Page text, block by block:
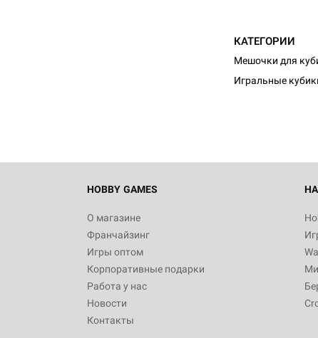
КАТЕГОРИИ
Мешочки для
Игральные
HOBBY GAMES
О магазине
Франчайзинг
Игры оптом
Корпоративные подарки
Работа у нас
Новости
Контакты
Настольная игра Hobby World Монстры
Белая смерть
12 990
Настольная игра Hobby World Ужас
3 490